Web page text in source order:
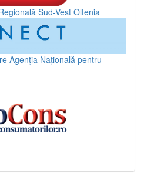
Sud-Vest Oltenia
Agenția Națională pentru